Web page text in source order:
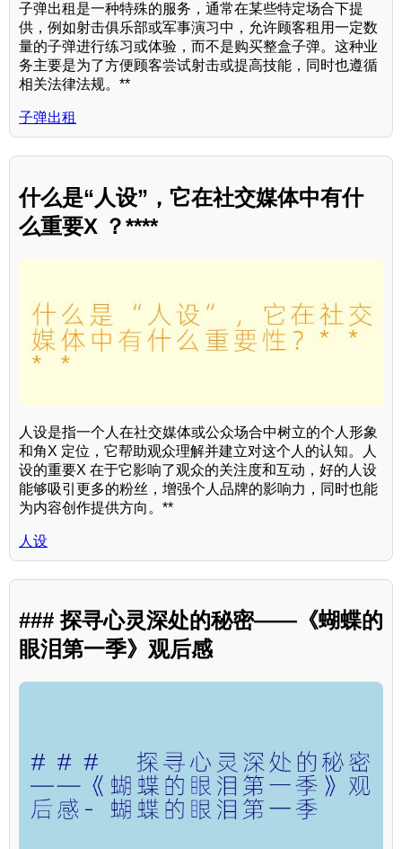
子弹出租是一种特殊的服务，通常在某些特定场合下提
供，例如射击俱乐部或军事演习中，允许顾客租用一定数
量的子弹进行练习或体验，而不是购买整盒子弹。这种业
务主要是为了方便顾客尝试射击或提高技能，同时也遵循
相关法律法规。**
子弹出租
什么是“人设”，它在社交媒体中有什
么重要X ？****
人设是指一个人在社交媒体或公众场合中树立的个人形象
和角X 定位，它帮助观众理解并建立对这个人的认知。人
设的重要X 在于它影响了观众的关注度和互动，好的人设
能够吸引更多的粉丝，增强个人品牌的影响力，同时也能
为内容创作提供方向。**
人设
### 探寻心灵深处的秘密——《蝴蝶的
眼泪第一季》观后感